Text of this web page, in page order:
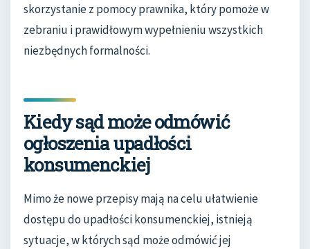
skorzystanie z pomocy prawnika, który pomoże w
zebraniu i prawidłowym wypełnieniu wszystkich
niezbędnych formalności.
Kiedy sąd może odmówić
ogłoszenia upadłości
konsumenckiej
Mimo że nowe przepisy mają na celu ułatwienie
dostępu do upadłości konsumenckiej, istnieją
sytuacje, w których sąd może odmówić jej